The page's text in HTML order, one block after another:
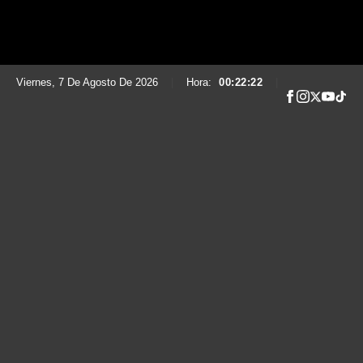
Viernes, 7 De Agosto De 2026 Hora: 00:22:23